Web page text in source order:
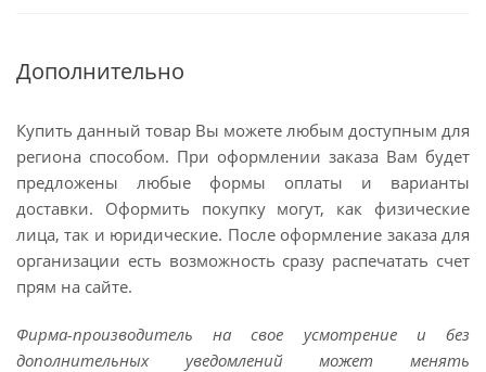
Дополнительно
Купить данный товар Вы можете любым доступным для
региона способом. При оформлении заказа Вам будет
предложены любые формы оплаты и варианты
доставки. Оформить покупку могут, как физические
лица, так и юридические. После оформление заказа для
организации есть возможность сразу распечатать счет
прям на сайте.
Фирма-производитель на свое усмотрение и без
дополнительных уведомлений может менять